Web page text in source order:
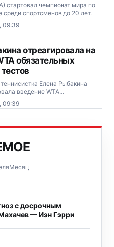
стартовал чемпионат мира по
среди спортсменов до 20 лет.
09:39
отреагировала на
обязательных
Елена Рыбакина
введение WTA
тестирования для
под эгидой тура.
09:39
Месяц
с досрочным
— Иэн Гэрри